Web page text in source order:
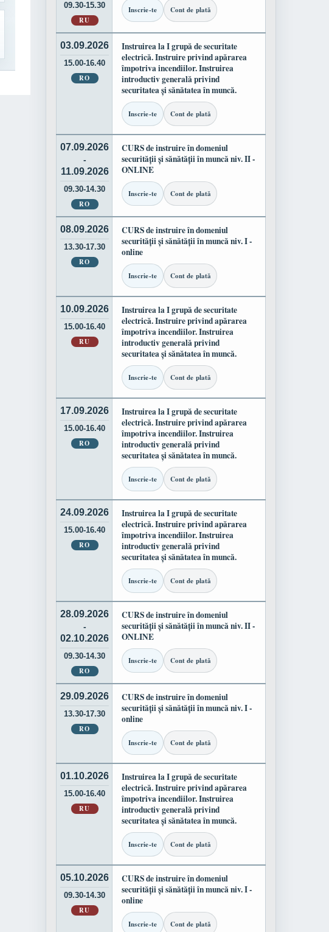
09.30-15.30
RU
Inscrie-te Cont de plată
03.09.2026
15.00-16.40
RO
Instruirea la I grupă de securitate
electrică. Instruire privind apărarea
împotriva incendiilor. Instruirea
introductiv generală privind
securitatea și sănătatea în muncă.
Inscrie-te Cont de plată
07.09.2026
-
11.09.2026
09.30-14.30
RO
CURS de instruire în domeniul
securității și sănătății în muncă niv. II -
ONLINE
Inscrie-te Cont de plată
08.09.2026
13.30-17.30
RO
CURS de instruire în domeniul
securității și sănătății în muncă niv. I -
online
Inscrie-te Cont de plată
10.09.2026
15.00-16.40
RU
Instruirea la I grupă de securitate
electrică. Instruire privind apărarea
împotriva incendiilor. Instruirea
introductiv generală privind
securitatea și sănătatea în muncă.
Inscrie-te Cont de plată
17.09.2026
15.00-16.40
RO
Instruirea la I grupă de securitate
electrică. Instruire privind apărarea
împotriva incendiilor. Instruirea
introductiv generală privind
securitatea și sănătatea în muncă.
Inscrie-te Cont de plată
24.09.2026
15.00-16.40
RO
Instruirea la I grupă de securitate
electrică. Instruire privind apărarea
împotriva incendiilor. Instruirea
introductiv generală privind
securitatea și sănătatea în muncă.
Inscrie-te Cont de plată
28.09.2026
-
02.10.2026
09.30-14.30
RO
CURS de instruire în domeniul
securității și sănătății în muncă niv. II -
ONLINE
Inscrie-te Cont de plată
29.09.2026
13.30-17.30
RO
CURS de instruire în domeniul
securității și sănătății în muncă niv. I -
online
Inscrie-te Cont de plată
01.10.2026
15.00-16.40
RU
Instruirea la I grupă de securitate
electrică. Instruire privind apărarea
împotriva incendiilor. Instruirea
introductiv generală privind
securitatea și sănătatea în muncă.
Inscrie-te Cont de plată
05.10.2026
09.30-14.30
RU
CURS de instruire în domeniul
securității și sănătății în muncă niv. I -
online
Inscrie-te Cont de plată